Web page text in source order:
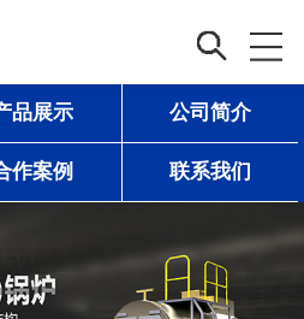
品展示 公司简介
作案例 联系我们